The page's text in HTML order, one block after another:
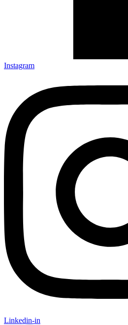
Instagram
Linkedin-in